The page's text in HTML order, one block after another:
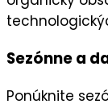
Sezónne a
Ponúknite